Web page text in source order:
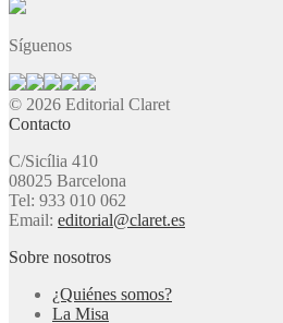
Síguenos
© 2026 Editorial Claret
Contacto
C/Sicília 410
08025 Barcelona
Tel: 933 010 062
Email: editorial@claret.es
Sobre nosotros
¿Quiénes somos?
La Misa